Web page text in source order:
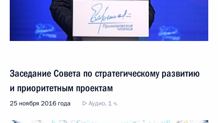
Заседание Совета по стратегическому развитию
и приоритетным проектам
25 ноября 2016 года Аудио, 1 ч.